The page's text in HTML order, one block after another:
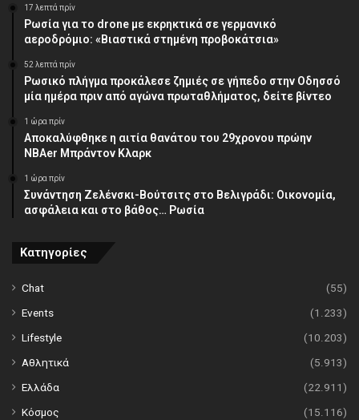
17 λεπτά πρίν
Ρωσία για το drone με εκρηκτικά σε γερμανικό
αεροδρόμιο: «Βιαστικά στημένη προβοκάτσια»
52 λεπτά πρίν
Ρωσικό πλήγμα προκάλεσε ζημιές σε γήπεδο στην Οδησσό
μία ημέρα πριν από αγώνα πρωταθλήματος, δείτε βίντεο
1 ώρα πρίν
Αποκαλύφθηκε η αιτία θανάτου του 29χρονου πρώην
NBAer Μπράντον Κλαρκ
1 ώρα πρίν
Συνάντηση Ζελένσκι-Βούτσιτς στο Βελιγράδι: Οικονομία,
ασφάλεια και στο βάθος… Ρωσία
Κατηγορίες
Chat
(55)
Events
(1.233)
Lifestyle
(10.203)
Αθλητικά
(5.913)
Ελλάδα
(22.911)
Κόσμος
(15.116)